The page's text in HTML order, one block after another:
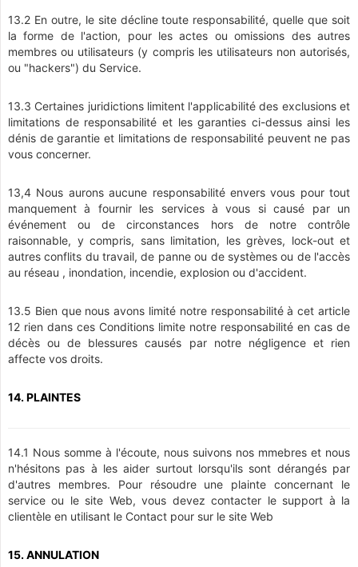
13.2 En outre, le site décline toute responsabilité, quelle que soit
la forme de l'action, pour les actes ou omissions des autres
membres ou utilisateurs (y compris les utilisateurs non autorisés,
ou "hackers") du Service.
13.3 Certaines juridictions limitent l'applicabilité des exclusions et
limitations de responsabilité et les garanties ci-dessus ainsi les
dénis de garantie et limitations de responsabilité peuvent ne pas
vous concerner.
13,4 Nous aurons aucune responsabilité envers vous pour tout
manquement à fournir les services à vous si causé par un
événement ou de circonstances hors de notre contrôle
raisonnable, y compris, sans limitation, les grèves, lock-out et
autres conflits du travail, de panne ou de systèmes ou de l'accès
au réseau , inondation, incendie, explosion ou d'accident.
13.5 Bien que nous avons limité notre responsabilité à cet article
12 rien dans ces Conditions limite notre responsabilité en cas de
décès ou de blessures causés par notre négligence et rien
affecte vos droits.
14. PLAINTES
14.1 Nous somme à l'écoute, nous suivons nos mmebres et nous
n'hésitons pas à les aider surtout lorsqu'ils sont dérangés par
d'autres membres. Pour résoudre une plainte concernant le
service ou le site Web, vous devez contacter le support à la
clientèle en utilisant le Contact pour sur le site Web
15. ANNULATION